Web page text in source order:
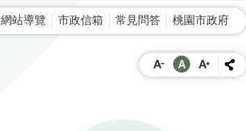
網站導覽 市政信箱 常見問答 桃園市政府